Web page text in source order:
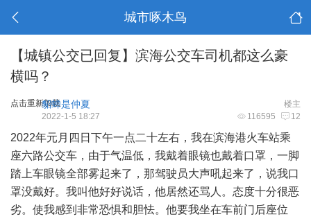
城市啄木鸟
【城镇公交已回复】滨海公交车司机都这么豪
横吗？
点击重新加载 楼主
貂蝉是仲夏
116595 12
2022-1-5 18:27
2022年元月四日下午一点二十左右，我在滨海港火车站乘
座六路公交车，由于气温低，我戴着眼镜也戴着口罩，一脚
踏上车眼镜全部雾起来了，那驾驶员大声吼起来了，说我口
罩没戴好。我叫他好好说话，他居然还骂人。态度十分很恶
劣。使我感到非常恐惧和胆怯。他要我坐在车前门后座位